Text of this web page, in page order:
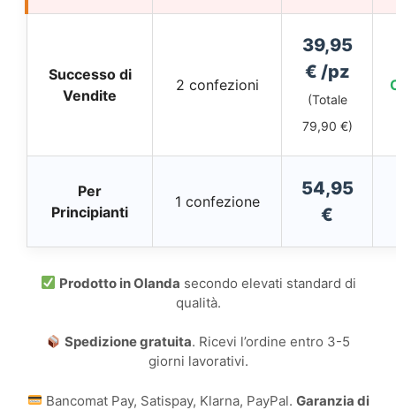
Successo di
Vendite
2 confezioni
39,95
€ /pz
(Totale
79,90 €)
Per
Principianti
1 confezione
54,95
€
Prodotto in Olanda secondo elevati standard di
qualità.
Spedizione gratuita. Ricevi l’ordine entro 3-5
giorni lavorativi.
Bancomat Pay, Satispay, Klarna, PayPal. Garanzia di